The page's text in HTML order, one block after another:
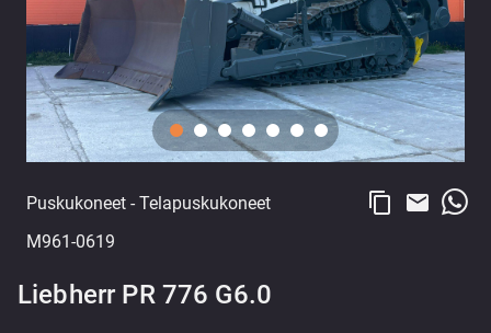
Puskukoneet - Telapuskukoneet
M961-0619
content_copy email
Liebherr PR 776 G6.0